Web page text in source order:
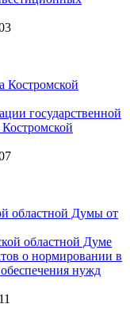
Костромской
государственной
областной Думы от
областной Думе
о нормировании в
обеспечения нужд